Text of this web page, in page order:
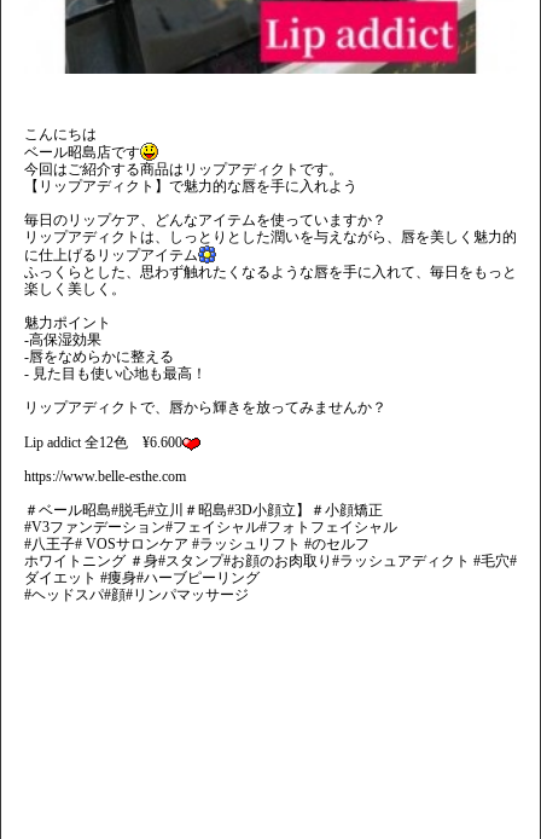
こんにちは
ベール昭島店です
今回はご紹介する商品はリップアディクトです。
【リップアディクト】で魅力的な唇を手に入れよう
毎日のリップケア、どんなアイテムを使っていますか？
リップアディクトは、しっとりとした潤いを与えながら、唇を美しく魅力的
に仕上げるリップアイテム
ふっくらとした、思わず触れたくなるような唇を手に入れて、毎日をもっと
楽しく美しく。
魅力ポイント
-高保湿効果
-唇をなめらかに整える
- 見た目も使い心地も最高！
リップアディクトで、唇から輝きを放ってみませんか？
Lip addict 全12色 ¥6.600
https://www.belle-esthe.com
＃ベール昭島#脱毛#立川＃昭島#3D小顔立】＃小顔矯正
#V3ファンデーション#フェイシャル#フォトフェイシャル
#八王子# VOSサロンケア #ラッシュリフト #のセルフ
ホワイトニング ＃身#スタンプ#お顔のお肉取り#ラッシュアディクト #毛穴#
ダイエット #痩身#ハーブピーリング
#ヘッドスパ#顔#リンパマッサージ